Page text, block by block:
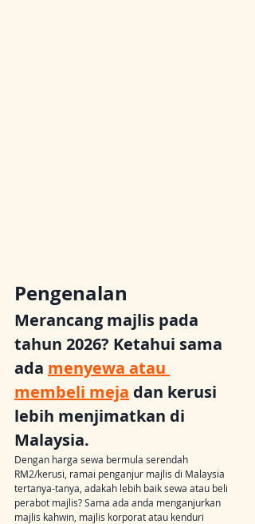
Pengenalan
Merancang majlis pada
tahun 2026? Ketahui sama
ada menyewa atau
membeli meja dan kerusi
lebih menjimatkan di
Malaysia.
Dengan harga sewa bermula serendah
RM2/kerusi, ramai penganjur majlis di Malaysia
tertanya-tanya, adakah lebih baik sewa atau beli
perabot majlis? Sama ada anda menganjurkan
majlis kahwin, majlis korporat atau kenduri